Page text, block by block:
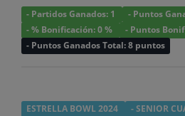
- Partidos Ganados: 1
- Puntos
- % Bonificación: 0 %
- Puntos
- Puntos Ganados Total: 8 puntos
ESTRELLA BOWL 2024 - SENIOR